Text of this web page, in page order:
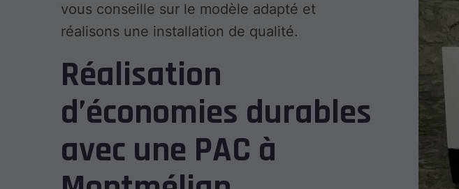
vous conseille sur le modèle adapté et
réalisons une installation de qualité.
Réalisation
d’économies durables
avec une PAC à